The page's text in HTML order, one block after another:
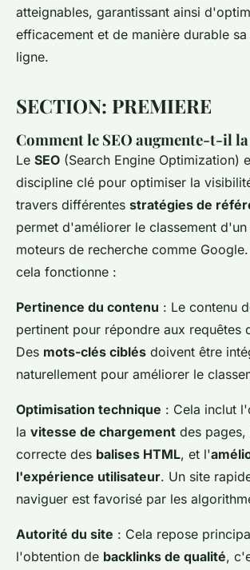
atteignables, garantissant ainsi
efficacement et de manière durable
ligne.
SECTION: PREMIERE
Comment le SEO augmente-t-il
Le SEO (Search Engine Optimization)
discipline clé pour optimiser la
travers différentes stratégies de
permet d'améliorer le classement d'un
moteurs de recherche comme
cela fonctionne :
Pertinence du contenu : Le contenu
pertinent pour répondre aux requêtes
Des mots-clés ciblés doivent être
naturellement pour améliorer le
Optimisation technique : Cela inclut
la vitesse de chargement des
correcte des balises HTML, et l'
l'expérience utilisateur. Un site
naviguer est favorisé par les
Autorité du site : Cela repose
l'obtention de backlinks de qualité,